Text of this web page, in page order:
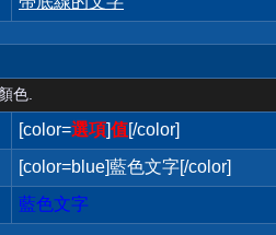
色.
[color=選項]值[/color]
[color=blue]藍色文字[/color]
藍色文字